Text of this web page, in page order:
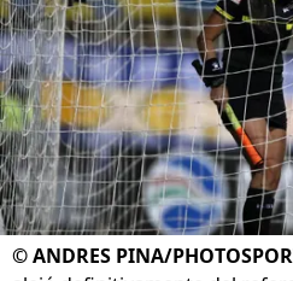
©ANDRES PINA/